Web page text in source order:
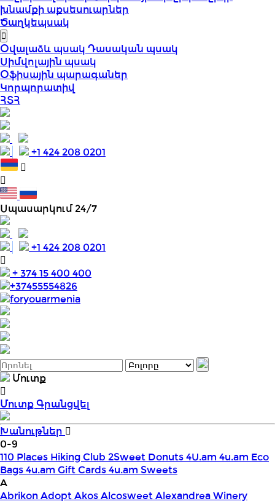
խնամքի աքսեսուարներ
Ծաղկեպսակ
Օվալաձև պսակ Դասական պսակ
Սիմվոլային պսակ
Օֆիսային պարագաներ
Կորպորատիվ
ՀՏՀ
+1 424 208 0201
Սպասարկում 24/7
+1 424 208 0201
+ 374 15 400 400
+37455554826
foryouarmenia
Մուտք
ՄուտքԳրանցվել
Խանութներ
0-9
110 Places Hiking Club 2Sweet Donuts4U.am 4u.am Eco
Bags4u.am Gift Cards4u.am Sweets
A
AbrikonAdoptAkosAlcosweetAlexandrea Winery